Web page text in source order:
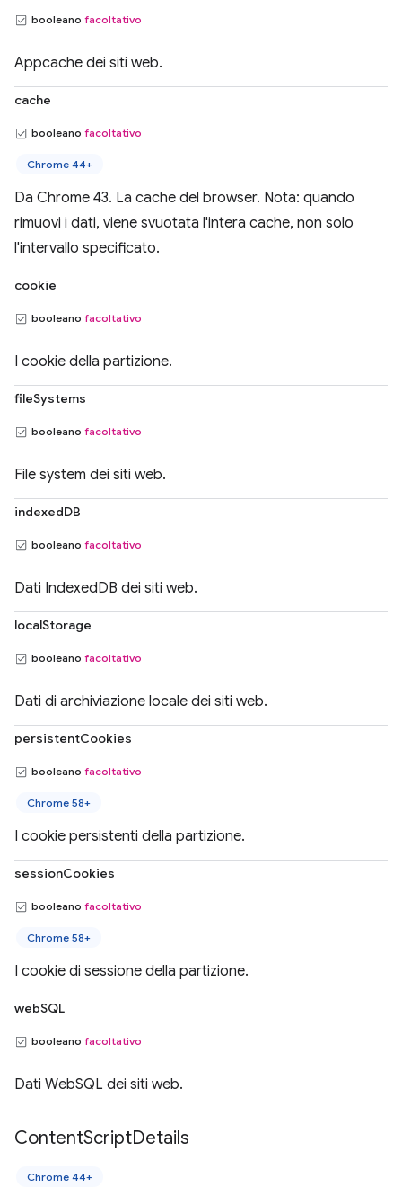
booleano facoltativo
Appcache dei siti web.
cache
booleano facoltativo
Chrome 44+
Da Chrome 43. La cache del browser. Nota: quando
rimuovi i dati, viene svuotata l'intera cache, non solo
l'intervallo specificato.
cookie
booleano facoltativo
I cookie della partizione.
fileSystems
booleano facoltativo
File system dei siti web.
indexedDB
booleano facoltativo
Dati IndexedDB dei siti web.
localStorage
booleano facoltativo
Dati di archiviazione locale dei siti web.
persistentCookies
booleano facoltativo
Chrome 58+
I cookie persistenti della partizione.
sessionCookies
booleano facoltativo
Chrome 58+
I cookie di sessione della partizione.
webSQL
booleano facoltativo
Dati WebSQL dei siti web.
ContentScriptDetails
Chrome 44+